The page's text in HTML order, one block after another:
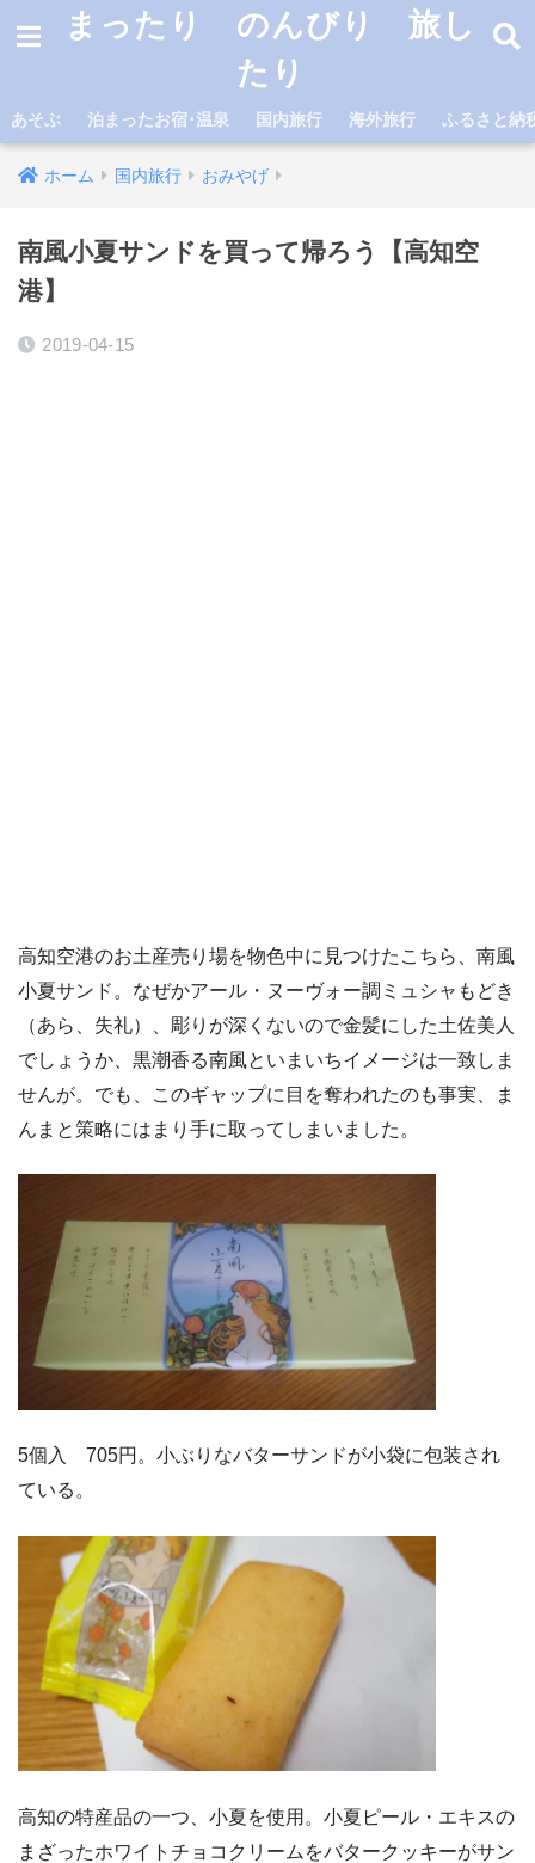
まったり のんびり 旅し
たり
あそぶ 泊まったお宿･温泉 国内旅行 海外旅行 ふるさと納
ホーム 国内旅行 おみやげ
南風小夏サンドを買って帰ろう【高知空
港】
2019-04-15
高知空港のお土産売り場を物色中に見つけたこちら、南風
小夏サンド。なぜかアール・ヌーヴォー調ミュシャもどき
（あら、失礼）、彫りが深くないので金髪にした土佐美人
でしょうか、黒潮香る南風といまいちイメージは一致しま
せんが。でも、このギャップに目を奪われたのも事実、ま
んまと策略にはまり手に取ってしまいました。
5個入 705円。小ぶりなバターサンドが小袋に包装され
ている。
高知の特産品の一つ、小夏を使用。小夏ピール・エキスの
まざったホワイトチョコクリームをバタークッキーがサン